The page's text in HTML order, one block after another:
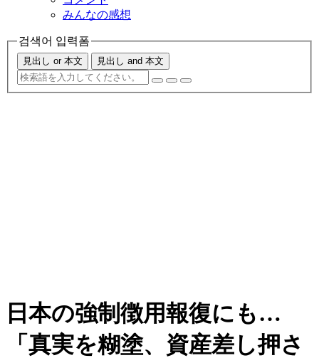
みんなの感想
검색어 입력폼
見出し or 本文 見出し and 本文
日本の強制徴用報復にも…
「真実を糊塗、資産差し押さ